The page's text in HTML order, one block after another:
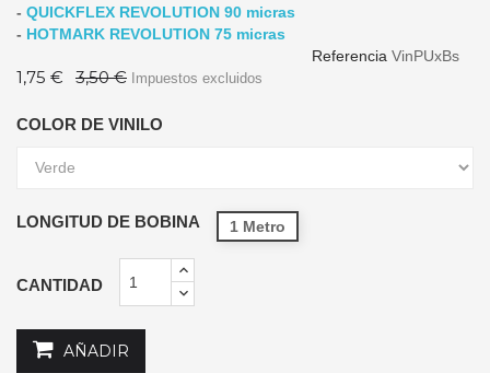
- QUICKFLEX REVOLUTION 90 micras
- HOTMARK REVOLUTION 75 micras
Referencia VinPUxBs
1,75 € 3,50 € Impuestos excluidos
COLOR DE VINILO
LONGITUD DE BOBINA 1 Metro
CANTIDAD
AÑADIR